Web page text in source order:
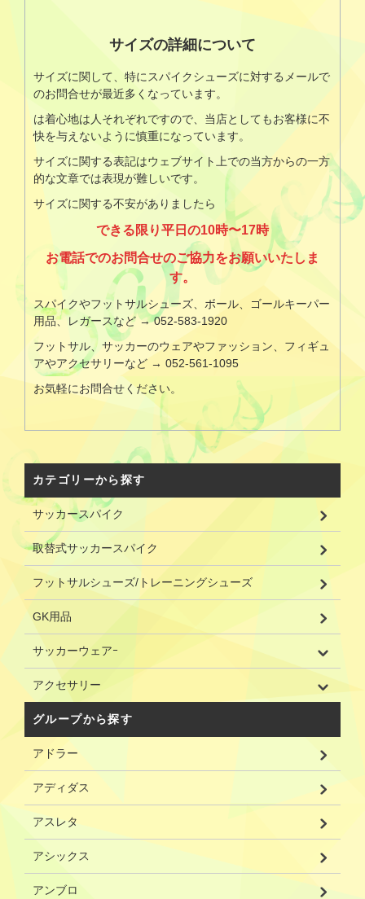
サイズの詳細について
サイズに関して、特にスパイクシューズに対するメールで
のお問合せが最近多くなっています。
は着心地は人それぞれですので、当店としてもお客様に不
快を与えないように慎重になっています。
サイズに関する表記はウェブサイト上での当方からの一方
的な文章では表現が難しいです。
サイズに関する不安がありましたら
できる限り平日の10時〜17時
お電話でのお問合せのご協力をお願いいたしま
す。
スパイクやフットサルシューズ、ボール、ゴールキーパー
用品、レガースなど → 052-583-1920
フットサル、サッカーのウェアやファッション、フィギュ
アやアクセサリーなど → 052-561-1095
お気軽にお問合せください。
カテゴリーから探す
サッカースパイク
取替式サッカースパイク
フットサルシューズ/トレーニングシューズ
GK用品
サッカーウェアｰ
アクセサリー
グループから探す
アドラー
アディダス
アスレタ
アシックス
アンブロ